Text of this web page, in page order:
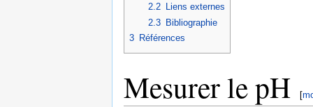
2.2
Liens externes
2.3 Bibliographie
3 Références
Mesurer le pH [